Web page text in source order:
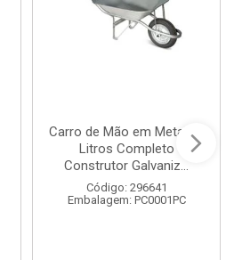
Carro de Mão em Metal 60
Litros Completo
Construtor Galvaniz...
Código: 296641
Embalagem: PC0001PC